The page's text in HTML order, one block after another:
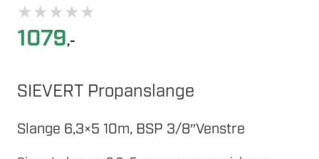
★★★★★
1079,-
SIEVERT Propanslange
Slange 6,3×5 10m, BSP 3/8″Venstre